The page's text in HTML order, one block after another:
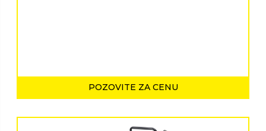
POZOVITE ZA CENU